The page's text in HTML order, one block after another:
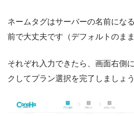
ネームタグはサーバーの名前にな
前で大丈夫です（デフォルトのま
それぞれ入力できたら、画面右側
クしてプラン選択を完了しましょう